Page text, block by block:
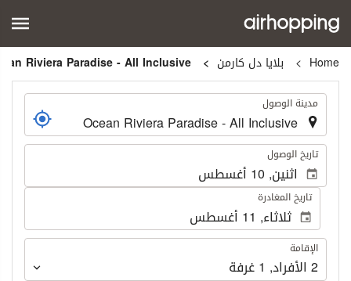
Home بلايا دل كارمن
. مدينة الوصول
. تاريخ الوصول
تاريخ المغادرة
الإقامة
الإقامة
2 الأفراد,
1غرفة